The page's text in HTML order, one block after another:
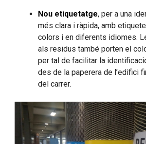
Nou etiquetatge, per a una
més clara i ràpida, amb
colors i en diferents idiomes.
als residus també porten el
per tal de facilitar la
des de la paperera de l’edifici
del carrer.